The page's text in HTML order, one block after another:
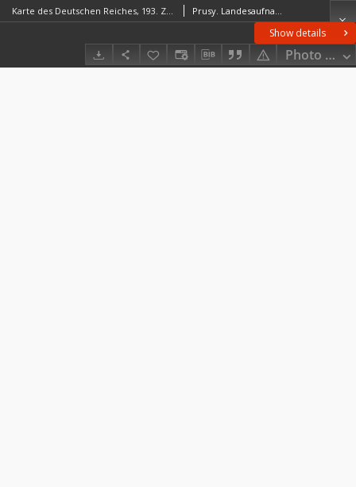
Show details
Photo
Karte des Deutschen Reiches, 193. Zempelburg Prusy. Landesaufnahme. Kartographische Abteilung. Redaktor